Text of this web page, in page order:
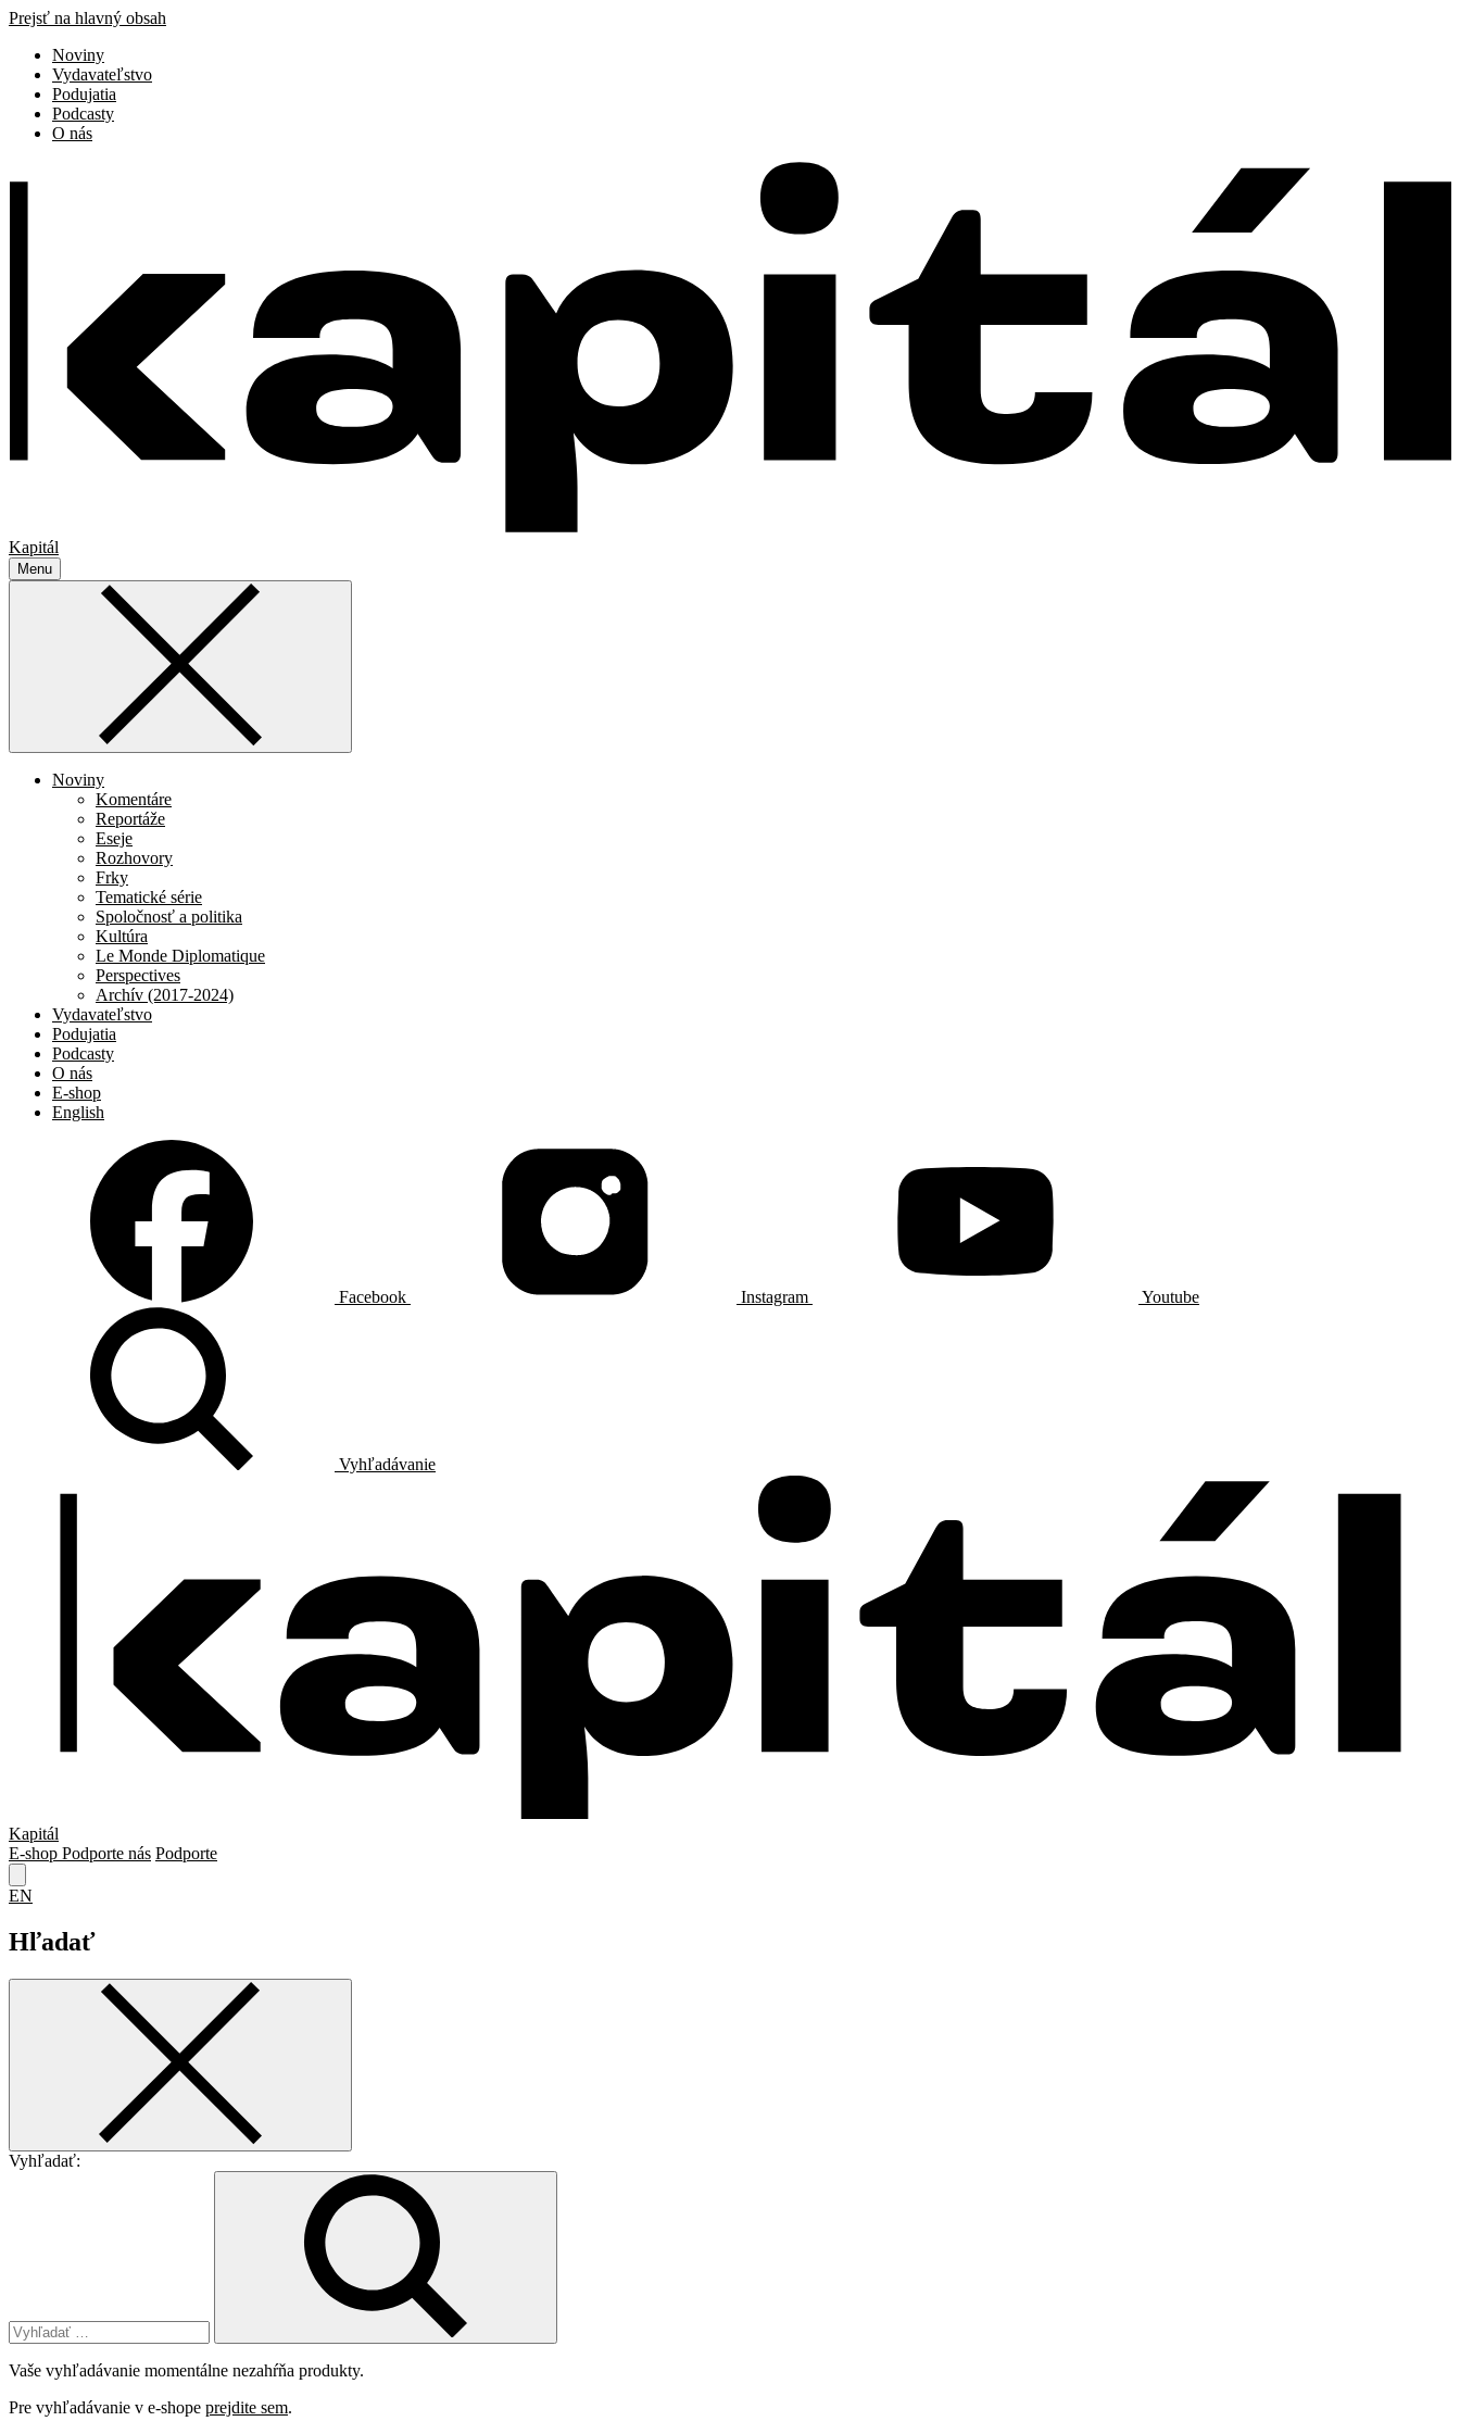
Prejsť na hlavný obsah
Noviny
Vydavateľstvo
Podujatia
Podcasty
O nás
Kapitál
Menu
Noviny
Komentáre
Reportáže
Eseje
Rozhovory
Frky
Tematické série
Spoločnosť a politika
Kultúra
Le Monde Diplomatique
Perspectives
Archív (2017-2024)
Vydavateľstvo
Podujatia
Podcasty
O nás
E-shop
English
Facebook Instagram Youtube
Vyhľadávanie
Kapitál
E-shop Podporte nás Podporte
EN
Hľadať
Vyhľadať:
Vaše vyhľadávanie momentálne nezahŕňa produkty.
Pre vyhľadávanie v e-shope prejdite sem.